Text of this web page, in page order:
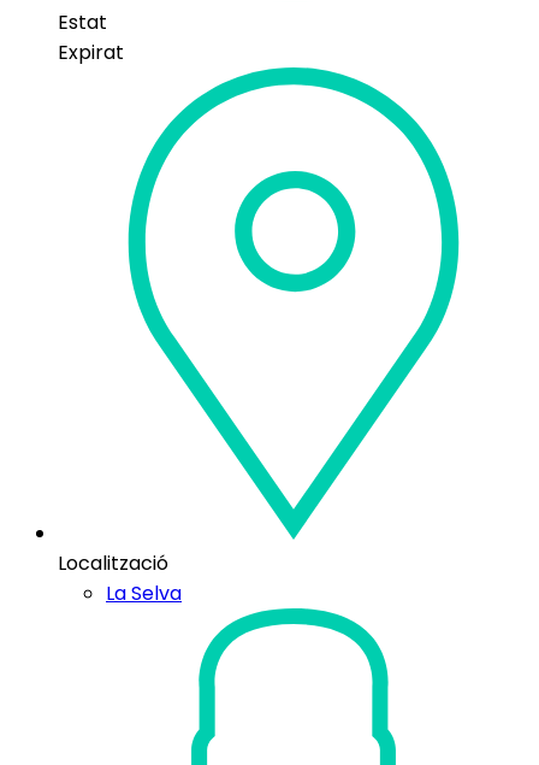
Estat
Expirat
Localització
La Selva